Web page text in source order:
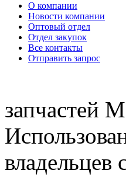
О компании
Новости компании
Оптовый отдел
Отдел закупок
Все контакты
Отправить запрос
запчастей
владельцев